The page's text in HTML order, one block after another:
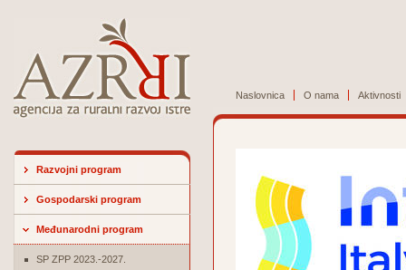
Naslovnica O nama Aktivnosti
Razvojni program
Gospodarski program
Međunarodni program
SP ZPP 2023.-2027.